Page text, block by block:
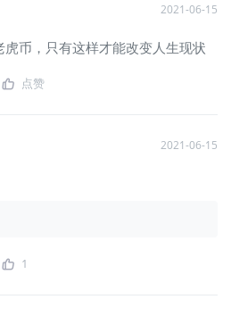
2021-06-15
币，只有这样才能改变人生现状
点赞
2021-06-15
1